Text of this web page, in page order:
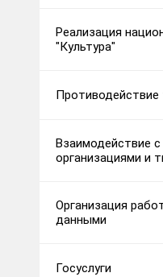
Реализация
"Культура"
Противодействие
Взаимодействие
организациями и
Организация
данными
Госуслуги